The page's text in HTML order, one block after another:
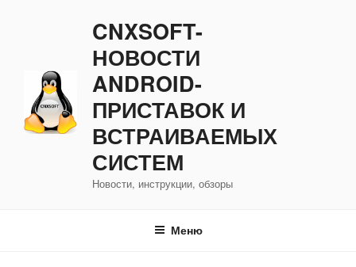
CNXSOFT-
НОВОСТИ
ANDROID-
ПРИСТАВОК И
ВСТРАИВАЕМЫХ
СИСТЕМ
Новости, инструкции, обзоры
Меню